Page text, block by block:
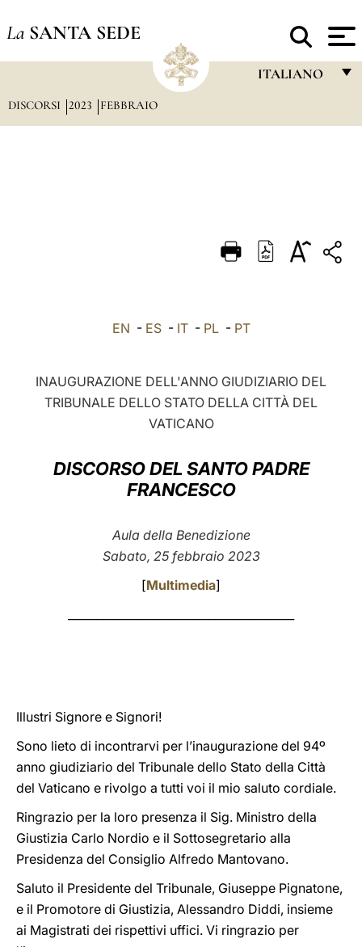
La SANTA SEDE
ITALIANO
DEUTSCH
LATINE
DISCORSI 2023 FEBBRAIO
EN - ES- IT- PL- PT
INAUGURAZIONE DELL'ANNO GIUDIZIARIO DEL
TRIBUNALE DELLO STATO DELLA CITTÀ DEL
VATICANO
DISCORSO DEL SANTO PADRE
FRANCESCO
Aula della Benedizione
Sabato, 25 febbraio 2023
[Multimedia]
Illustri Signore e Signori!
Sono lieto di incontrarvi per l’inaugurazione del 94º
anno giudiziario del Tribunale dello Stato della Città
del Vaticano e rivolgo a tutti voi il mio saluto cordiale.
Ringrazio per la loro presenza il Sig. Ministro della
Giustizia Carlo Nordio e il Sottosegretario alla
Presidenza del Consiglio Alfredo Mantovano.
Saluto il Presidente del Tribunale, Giuseppe Pignatone,
e il Promotore di Giustizia, Alessandro Diddi, insieme
ai Magistrati dei rispettivi uffici. Vi ringrazio per